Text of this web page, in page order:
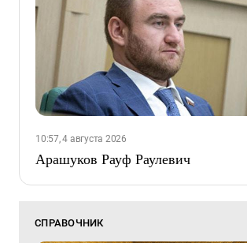
10:57, 4 августа 2026
Арашуков Рауф Раулевич
СПРАВОЧНИК